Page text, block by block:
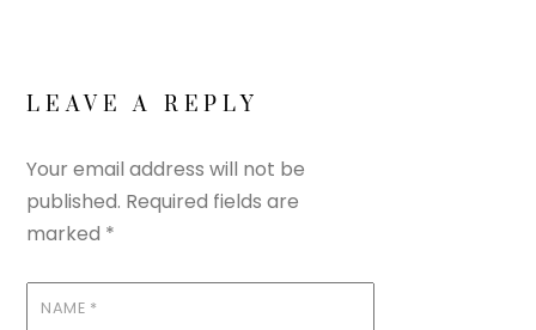
LEAVE A REPLY
Your email address will not be
published. Required fields are
marked *
NAME *